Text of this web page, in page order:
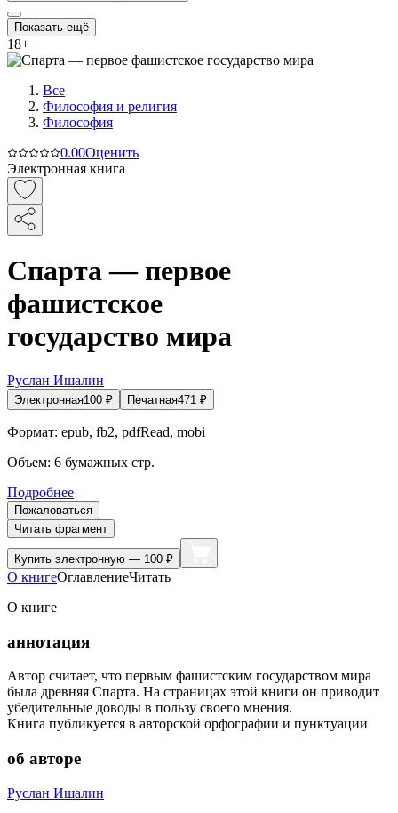
Показать ещё
18+
Все
Философия и религия
Философия
0.00Оценить
Электронная книга
Спарта — первое
фашистское
государство мира
Руслан Ишалин
Электронная100 ₽ Печатная471 ₽
Формат: epub, fb2, pdfRead, mobi
Объем: 6 бумажных стр.
Подробнее
Пожаловаться
Читать фрагмент
Купить электронную — 100 ₽
О книгеОглавлениеЧитать
О книге
аннотация
Автор считает, что первым фашистским государством мира
была древняя Спарта. На страницах этой книги он приводит
убедительные доводы в пользу своего мнения.
Книга публикуется в авторской орфографии и пунктуации
об авторе
Руслан Ишалин